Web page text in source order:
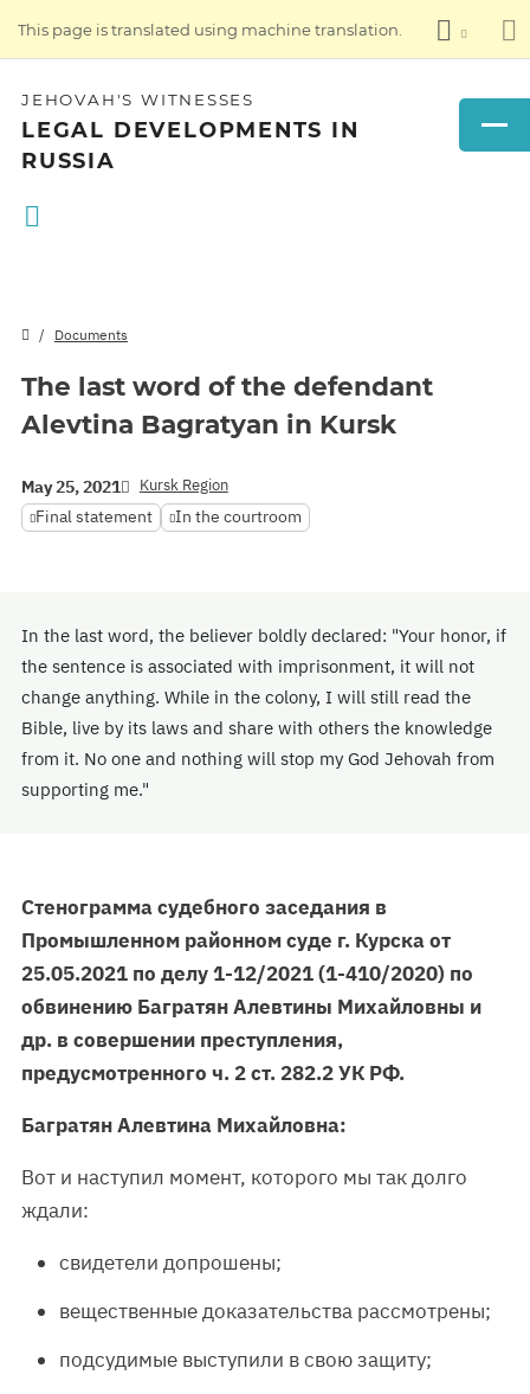
This page is translated using machine translation.
JEHOVAH'S WITNESSES
LEGAL DEVELOPMENTS IN
RUSSIA
Documents
The last word of the defendant
Alevtina Bagratyan in Kursk
May 25, 2021 Kursk Region
Final statement In the courtroom
In the last word, the believer boldly declared: "Your honor, if
the sentence is associated with imprisonment, it will not
change anything. While in the colony, I will still read the
Bible, live by its laws and share with others the knowledge
from it. No one and nothing will stop my God Jehovah from
supporting me."
Стенограмма судебного заседания в
Промышленном районном суде г. Курска от
25.05.2021 по делу 1-12/2021 (1-410/2020) по
обвинению Багратян Алевтины Михайловны и
др. в совершении преступления,
предусмотренного ч. 2 ст. 282.2 УК РФ.
Багратян Алевтина Михайловна:
Вот и наступил момент, которого мы так долго
ждали:
свидетели допрошены;
вещественные доказательства рассмотрены;
подсудимые выступили в свою защиту;